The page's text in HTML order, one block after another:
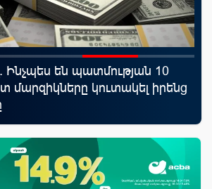
են պատմության 10
մարզիկները կուտակել իրենց